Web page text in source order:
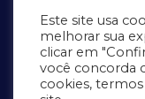
A 1ª
Somos a
em
oferecer
Este site usa
melhorar sua
clicar em
você concorda
cookies,